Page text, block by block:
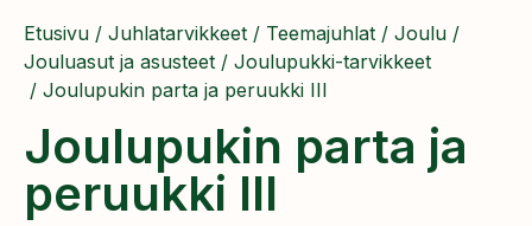
Etusivu / Juhlatarvikkeet / Teemajuhlat / Joulu /
Jouluasut ja asusteet / Joulupukki-tarvikkeet
/ Joulupukin parta ja peruukki III
Joulupukin parta ja
peruukki III